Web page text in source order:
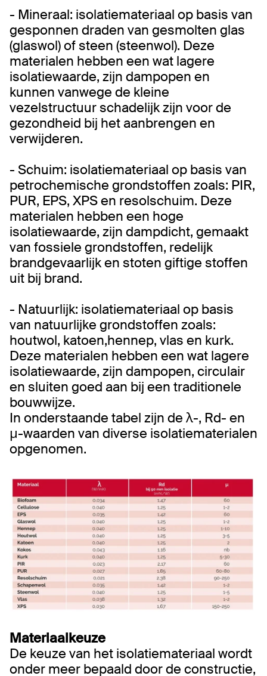
- Mineraal: isolatiemateriaal op basis van
gesponnen draden van gesmolten glas
(glaswol) of steen (steenwol). Deze
materialen hebben een wat lagere
isolatiewaarde, zijn dampopen en
kunnen vanwege de kleine
vezelstructuur schadelijk zijn voor de
gezondheid bij het aanbrengen en
verwijderen.
- Schuim: isolatiemateriaal op basis van
petrochemische grondstoffen zoals: PIR,
PUR, EPS, XPS en resolschuim. Deze
materialen hebben een hoge
isolatiewaarde, zijn dampdicht, gemaakt
van fossiele grondstoffen, redelijk
brandgevaarlijk en stoten giftige stoffen
uit bij brand.
- Natuurlijk: isolatiemateriaal op basis
van natuurlijke grondstoffen zoals:
houtwol, katoen,hennep, vlas en kurk.
Deze materialen hebben een wat lagere
isolatiewaarde, zijn dampopen, circulair
en sluiten goed aan bij een traditionele
bouwwijze.
In onderstaande tabel zijn de λ-, Rd- en
μ-waarden van diverse isolatiematerialen
opgenomen.
Materiaalkeuze
De keuze van het isolatiemateriaal wordt
onder meer bepaald door de constructie,